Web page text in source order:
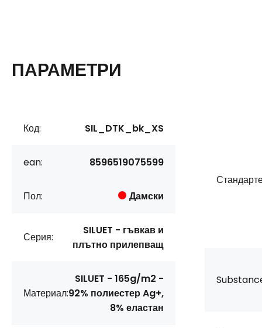
ПАРАМЕТРИ
Код: SIL_DTK_bk_XS
ean: 8596519075599
Пол: Дамски
Серия:
SILUET - гъвкав и
плътно прилепващ
Материал:
SILUET - 165g/m2 -
92% полиестер Ag+,
8% еластан